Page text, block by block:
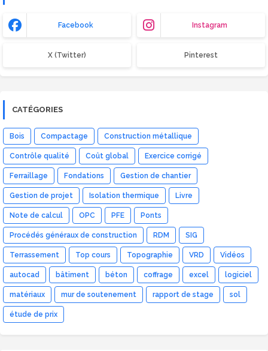
Facebook Instagram
X (Twitter) Pinterest
CATÉGORIES
Bois Compactage Construction métallique
Contrôle qualité Coût global Exercice corrigé
Ferraillage Fondations Gestion de chantier
Gestion de projet Isolation thermique Livre
Note de calcul OPC PFE Ponts
Procédés généraux de construction RDM SIG
Terrassement Top cours Topographie VRD Vidéos
autocad bâtiment béton coffrage excel logiciel
matériaux mur de soutenement rapport de stage sol
étude de prix